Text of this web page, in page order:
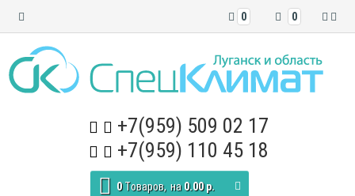
0
0
+7(959) 509 02 17
+7(959) 110 45 18
0 Tоваров, на 0.00 р.